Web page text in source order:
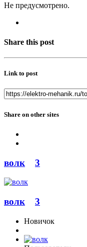
Не предусмотрено.
Share this post
Link to post
Share on other sites
волк 3
волк 3
Новичок